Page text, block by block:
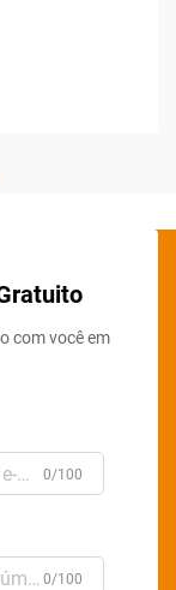
com você em
0/100
0/100